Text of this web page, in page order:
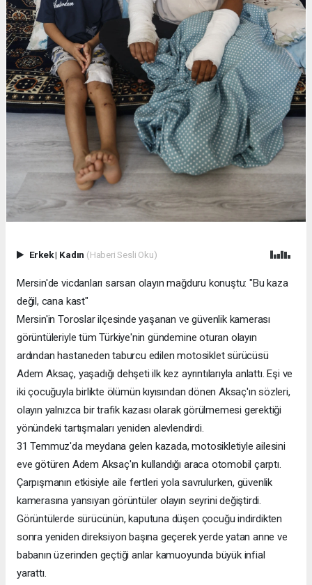
Erkek| Kadın (Haberi Sesli Oku)
Mersin'de vicdanları sarsan olayın mağduru konuştu: "Bu kaza
değil, cana kast"
Mersin'in Toroslar ilçesinde yaşanan ve güvenlik kamerası
görüntüleriyle tüm Türkiye'nin gündemine oturan olayın
ardından hastaneden taburcu edilen motosiklet sürücüsü
Adem Aksaç, yaşadığı dehşeti ilk kez ayrıntılarıyla anlattı. Eşi ve
iki çocuğuyla birlikte ölümün kıyısından dönen Aksaç'ın sözleri,
olayın yalnızca bir trafik kazası olarak görülmemesi gerektiği
yönündeki tartışmaları yeniden alevlendirdi.
31 Temmuz'da meydana gelen kazada, motosikletiyle ailesini
eve götüren Adem Aksaç'ın kullandığı araca otomobil çarptı.
Çarpışmanın etkisiyle aile fertleri yola savrulurken, güvenlik
kamerasına yansıyan görüntüler olayın seyrini değiştirdi.
Görüntülerde sürücünün, kaputuna düşen çocuğu indirdikten
sonra yeniden direksiyon başına geçerek yerde yatan anne ve
babanın üzerinden geçtiği anlar kamuoyunda büyük infial
yarattı.